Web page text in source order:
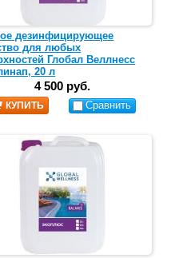
дезинфицирующее
для любых
Глобал Веллнесс
20 л
4 500 руб.
КУПИТЬ Сравнить